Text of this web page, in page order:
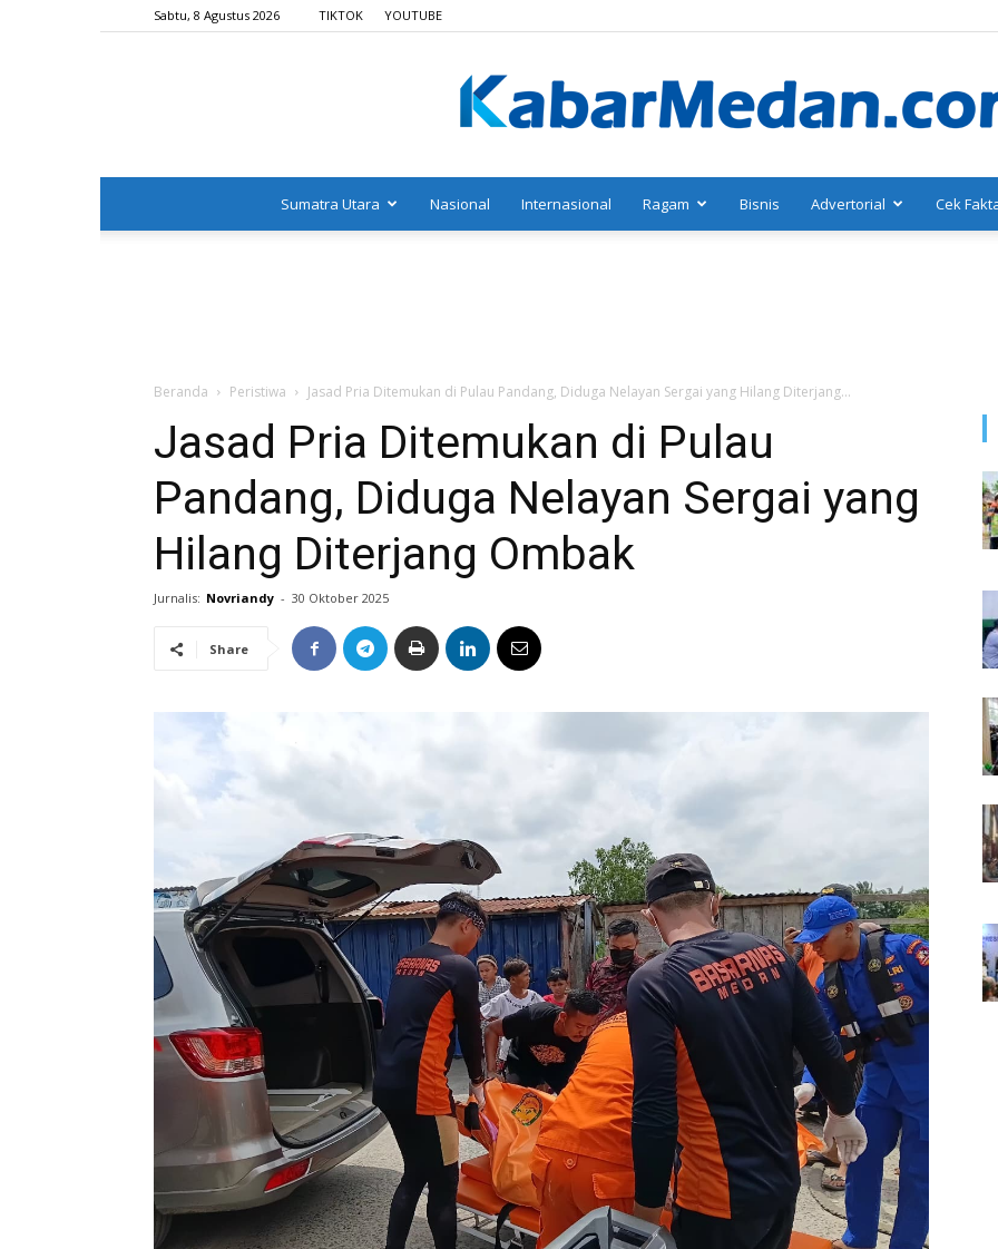
Sabtu, 8 Agustus 2026 TIKTOK YOUTUBE
Sumatra Utara Nasional Internasional Ragam Bisnis Advertorial Cek
Beranda Peristiwa Jasad Pria Ditemukan di Pulau Pandang, Diduga Nelayan Sergai yang Hilang Diterjang...
Jasad Pria Ditemukan di Pulau
Pandang, Diduga Nelayan Sergai yang
Hilang Diterjang Ombak
Jurnalis: Novriandy - 30 Oktober 2025
Share